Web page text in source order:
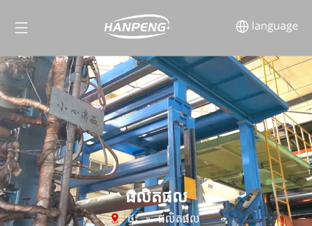
ផលិតផល
ផ្ទះ » ផលិតផល